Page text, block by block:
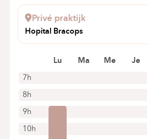
1083 Bruxelles (Ganshoren)
Boek online een afspraak
Privé praktijk
Hopital Bracops
Rue Docteur Huet 79
7h
8h
9h
10h
Lu Ma Me Je